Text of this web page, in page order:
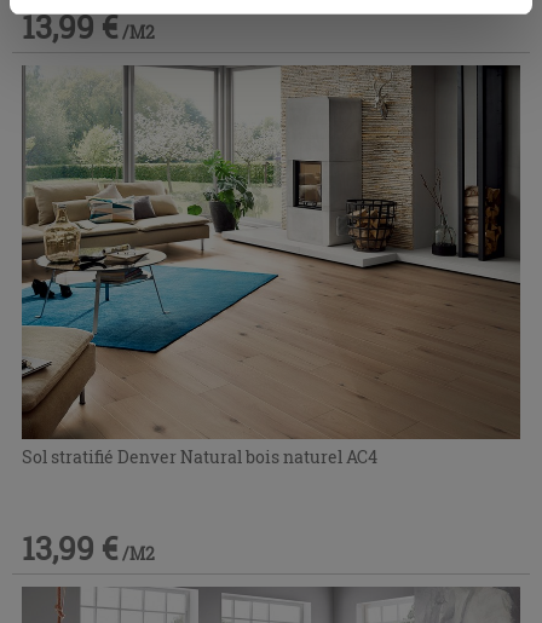
cookies, ou à quelques-uns seulement,cliquez iciou
« personalizer ». Le consentement peut être exprimé en
cliquant sur la touche « Acceptez tout ». En cliquant sur
la touche « X », vous pourrez continuer à naviguer après
l'installation des cookies techniques uniquement.
13,99 € /M2
Sol stratifié Denver Natural bois naturel AC4
13,99 € /M2